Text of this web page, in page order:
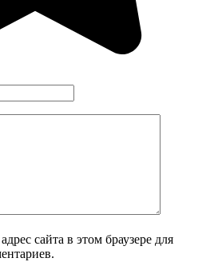
сайта в этом браузере для